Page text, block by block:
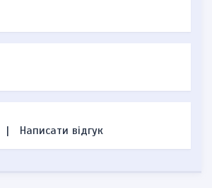
| Написати відгук